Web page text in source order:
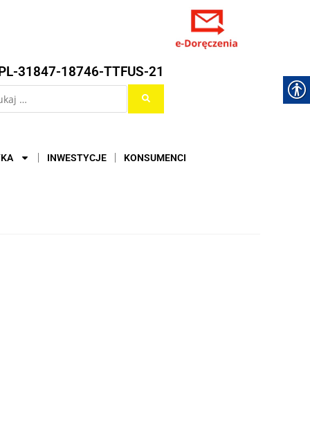
31847-18746-TTFUS-21
INWESTYCJE KONSUMENCI